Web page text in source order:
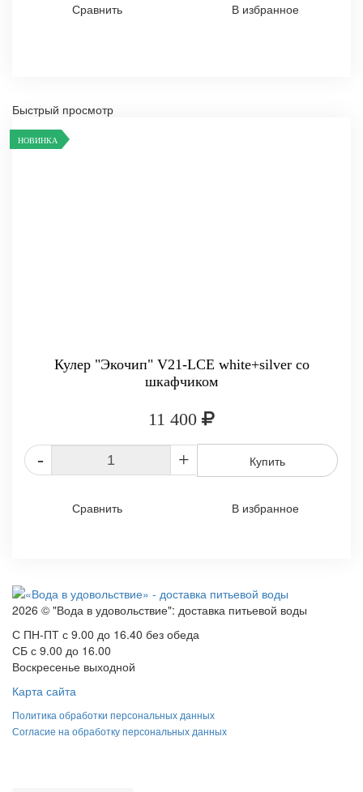
Сравнить В избранное
Быстрый просмотр
НОВИНКА
Кулер "Экочип" V21-LCE white+silver со
шкафчиком
11 400
- + Купить
Сравнить В избранное
2026 © "Вода в удовольствие": доставка питьевой воды
С ПН-ПТ с 9.00 до 16.40 без обеда
СБ с 9.00 до 16.00
Воскресенье выходной
Карта сайта
Политика обработки персональных данных
Согласие на обработку персональных данных